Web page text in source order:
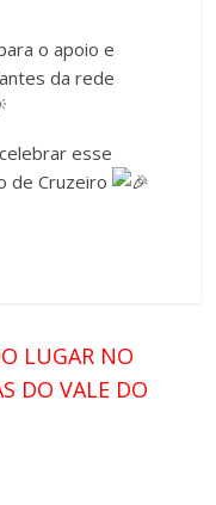
o apoio e
da rede
esse
de Cruzeiro
LUGAR NO
DO VALE DO